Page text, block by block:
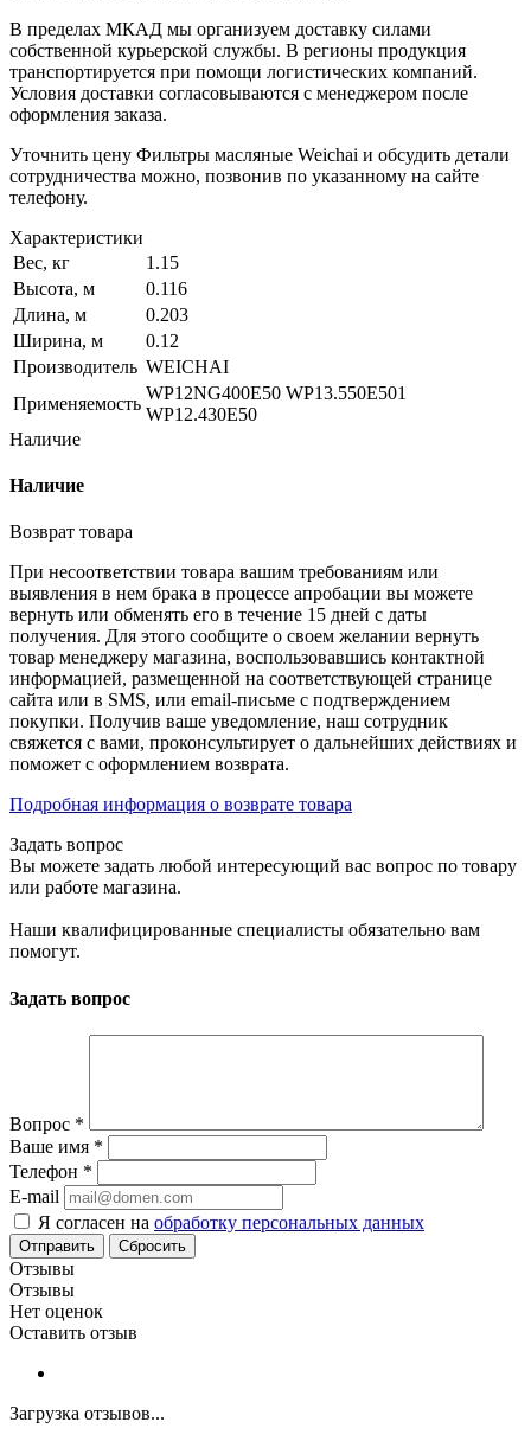
В пределах МКАД мы организуем доставку силами
собственной курьерской службы. В регионы продукция
транспортируется при помощи логистических компаний.
Условия доставки согласовываются с менеджером после
оформления заказа.
Уточнить цену Фильтры масляные Weichai и обсудить детали
сотрудничества можно, позвонив по указанному на сайте
телефону.
Характеристики
Вес, кг
1.15
Высота, м
0.116
Длина, м
0.203
Ширина, м
0.12
Производитель WEICHAI
Применяемость
WP12NG400E50 WP13.550E501
WP12.430E50
Наличие
Наличие
Возврат товара
При несоответствии товара вашим требованиям или
выявления в нем брака в процессе апробации вы можете
вернуть или обменять его в течение 15 дней с даты
получения. Для этого сообщите о своем желании вернуть
товар менеджеру магазина, воспользовавшись контактной
информацией, размещенной на соответствующей странице
сайта или в SMS, или email-письме с подтверждением
покупки. Получив ваше уведомление, наш сотрудник
свяжется с вами, проконсультирует о дальнейших действиях и
поможет с оформлением возврата.
Подробная информация о возврате товара
Задать вопрос
Вы можете задать любой интересующий вас вопрос по товару
или работе магазина.
Наши квалифицированные специалисты обязательно вам
помогут.
Задать вопрос
Вопрос *
Ваше имя *
Телефон *
E-mail
Я согласен на обработку персональных данных
Сбросить
Отзывы
Отзывы
Нет оценок
Оставить отзыв
Загрузка отзывов...